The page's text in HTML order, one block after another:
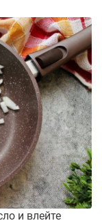
и влейте